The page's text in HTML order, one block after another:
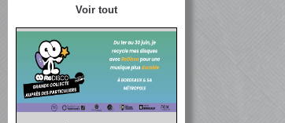
Voir tout